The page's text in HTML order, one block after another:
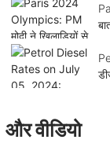
और वीडियो